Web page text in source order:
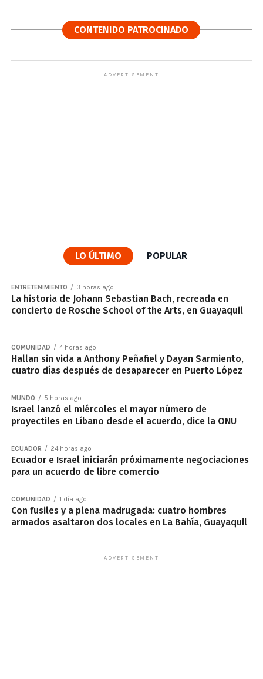
CONTENIDO PATROCINADO
ADVERTISEMENT
LO ÚLTIMO POPULAR
ENTRETENIMIENTO 3 horas ago
La historia de Johann Sebastian Bach, recreada en
concierto de Rosche School of the Arts, en Guayaquil
COMUNIDAD 4 horas ago
Hallan sin vida a Anthony Peñafiel y Dayan Sarmiento,
cuatro días después de desaparecer en Puerto López
MUNDO 5 horas ago
Israel lanzó el miércoles el mayor número de
proyectiles en Líbano desde el acuerdo, dice la ONU
ECUADOR 24 horas ago
Ecuador e Israel iniciarán próximamente negociaciones
para un acuerdo de libre comercio
COMUNIDAD 1 día ago
Con fusiles y a plena madrugada: cuatro hombres
armados asaltaron dos locales en La Bahía, Guayaquil
ADVERTISEMENT